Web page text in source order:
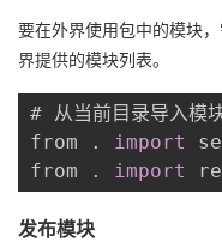
要在外界使用包中的模块
界提供的模块列表。
# 从当前目录导入模
from
. import
from
. import
发布模块